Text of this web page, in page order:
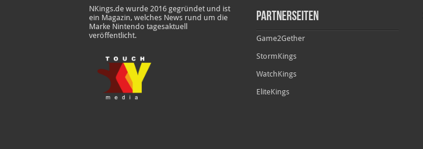
NKings.de wurde 2016 gegründet und ist
ein Magazin, welches News rund um die
Marke Nintendo tagesaktuell
veröffentlicht.
Partnerseiten
Game2Gether
StormKings
WatchKings
EliteKings